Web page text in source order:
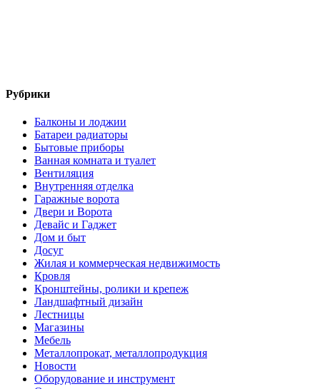
Рубрики
Балконы и лоджии
Батареи радиаторы‎
Бытовые приборы
Ванная комната и туалет
Вентиляция
Внутренняя отделка
Гаражные ворота
Двери и Ворота
Девайс и Гаджет
Дом и быт
Досуг
Жилая и коммерческая недвижимость
Кровля
Кронштейны, ролики и крепеж
Ландшафтный дизайн
Лестницы
Магазины
Мебель
Металлопрокат, металлопродукция
Новости
Оборудование и инструмент